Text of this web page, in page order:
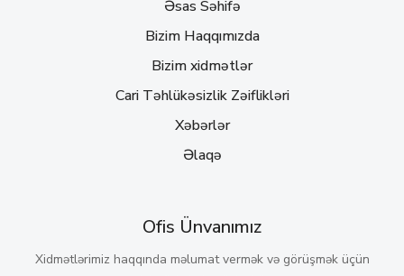
Əsas Səhifə
Bizim Haqqımızda
Bizim xidmətlər
Cari Təhlükəsizlik Zəiflikləri
Xəbərlər
Əlaqə
Ofis Ünvanımız
Xidmətlərimiz haqqında məlumat vermək və görüşmək üçün